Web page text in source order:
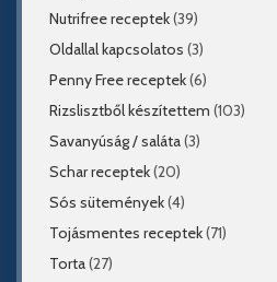
Nutrifree receptek(39)
Oldallal kapcsolatos (3)
Penny Free receptek(6)
Rizslisztből készítettem (103)
Savanyúság / saláta(3)
Schar receptek(20)
Sós sütemények(4)
Tojásmentes receptek(71)
Torta(27)